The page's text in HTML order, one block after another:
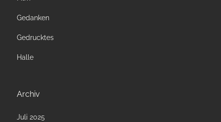
Gedanken
Gedrucktes
Halle
Archiv
Juli 2025